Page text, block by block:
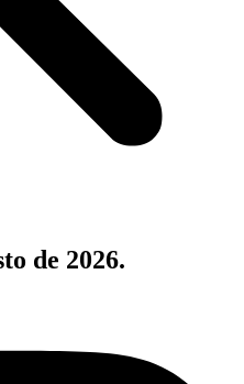
de 2026.